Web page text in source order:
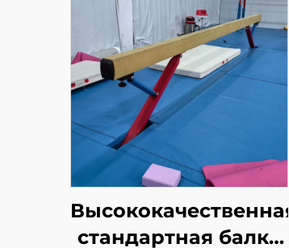
Высококачественная
стандартная балка